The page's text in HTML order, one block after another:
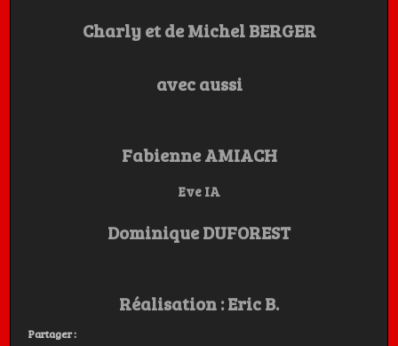
Charly et de Michel BERGER
avec aussi
Fabienne AMIACH
Eve IA
Dominique DUFOREST
Réalisation : Eric B.
Partager :